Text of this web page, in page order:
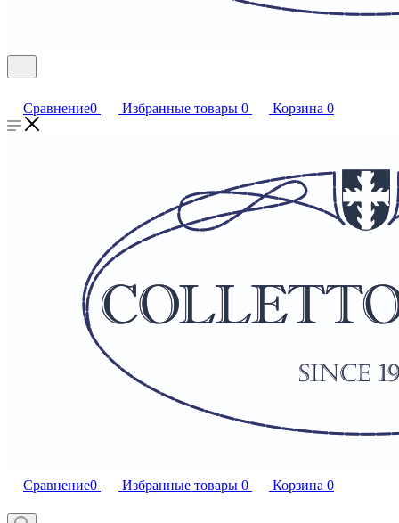
Сравнение0 Избранные товары 0 Корзина 0
Сравнение0 Избранные товары 0 Корзина 0